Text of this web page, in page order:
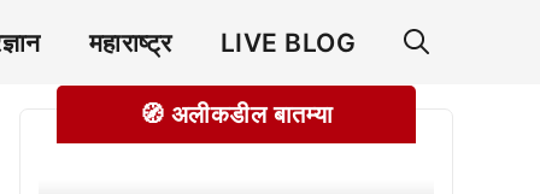
महाराष्ट्र LIVE BLOG
🧭 अलीकडील बातम्या